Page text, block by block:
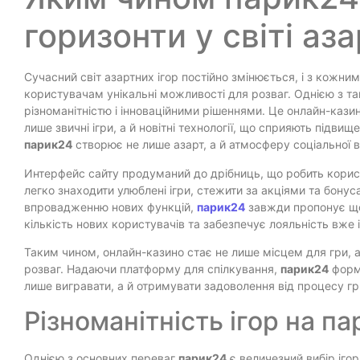
горизонти у світі
Сучасний світ азартних ігор постійно змінюється, і з
користувачам унікальні можливості для розваг. Однією з
різноманітністю і інноваційними рішеннями. Це онлайн-
лише звичні ігри, а й новітні технології, що сприяють
парик24 створює не лише азарт, а й атмосферу соціальної
Интерфейс сайту продуманий до дрібниць, що робить
легко знаходити улюблені ігри, стежити за акціями та
впровадженню нових функцій, парик24 завжди пропонує
кількість нових користувачів та забезпечує лояльність вже
Таким чином, онлайн-казино стає не лише місцем для гри,
розваг. Надаючи платформу для спілкування, парик24
лише вигравати, а й отримувати задоволення від процесу
Різноманітність ігор на